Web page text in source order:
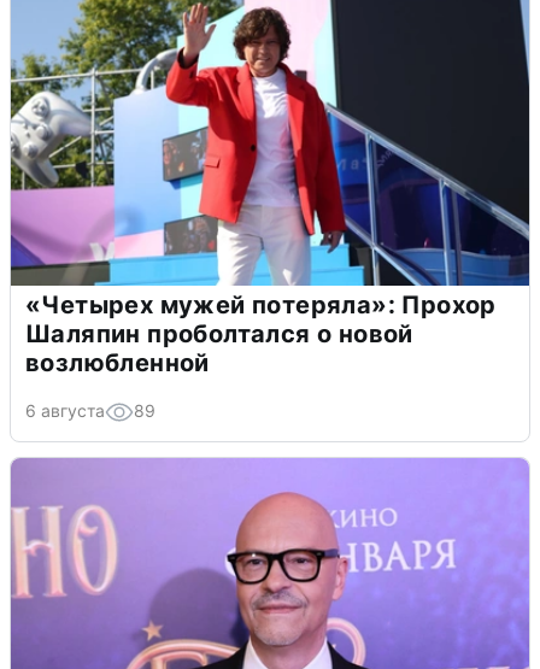
«Четырех мужей потеряла»: Прохор
Шаляпин проболтался о новой
возлюбленной
6 августа 89